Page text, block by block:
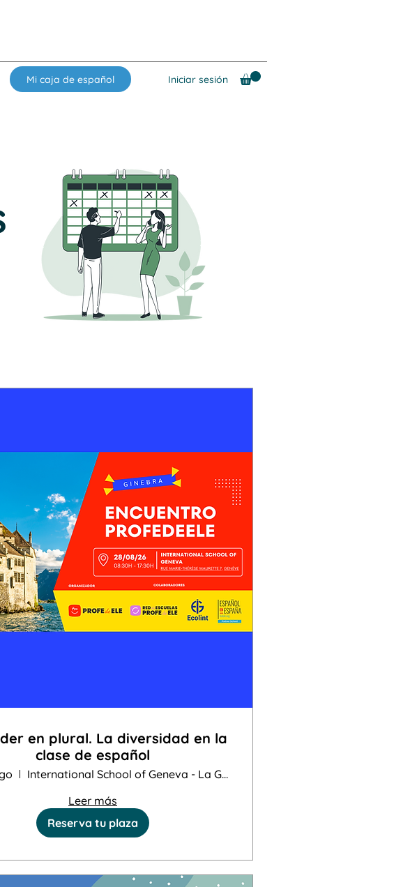
Mi caja de español Iniciar sesión
en plural. La diversidad en la
clase de español
International School of Geneva - La Gran
Leer más
Reserva tu plaza